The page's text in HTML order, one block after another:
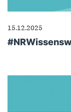
15.12.2025